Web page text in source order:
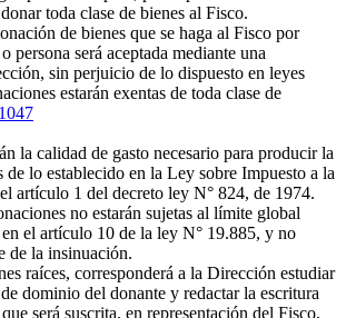
toda clase de bienes al Fisco.
de bienes que se haga al Fisco por
persona será aceptada mediante una
sin perjuicio de lo dispuesto en leyes
estarán exentas de toda clase de
la calidad de gasto necesario para producir la
de lo establecido en la Ley sobre Impuesto a la
artículo 1 del decreto ley N° 824, de 1974.
no estarán sujetas al límite global
el artículo 10 de la ley N° 19.885, y no
de la insinuación.
raíces, corresponderá a la Dirección estudiar
dominio del donante y redactar la escritura
será suscrita, en representación del Fisco,